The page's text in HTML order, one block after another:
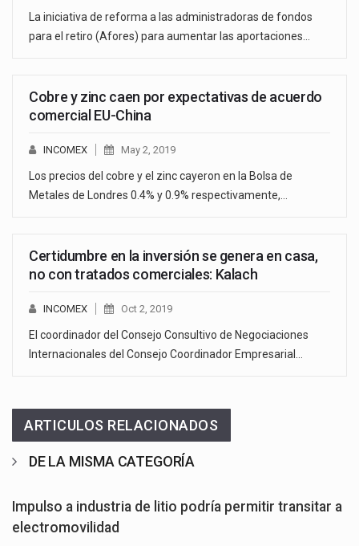
La iniciativa de reforma a las administradoras de fondos
para el retiro (Afores) para aumentar las aportaciones…
Cobre y zinc caen por expectativas de acuerdo
comercial EU-China
INCOMEX May 2, 2019
Los precios del cobre y el zinc cayeron en la Bolsa de
Metales de Londres 0.4% y 0.9% respectivamente,…
Certidumbre en la inversión se genera en casa,
no con tratados comerciales: Kalach
INCOMEX Oct 2, 2019
El coordinador del Consejo Consultivo de Negociaciones
Internacionales del Consejo Coordinador Empresarial…
ARTICULOS RELACIONADOS
DE LA MISMA CATEGORÍA
Impulso a industria de litio podría permitir transitar a
electromovilidad